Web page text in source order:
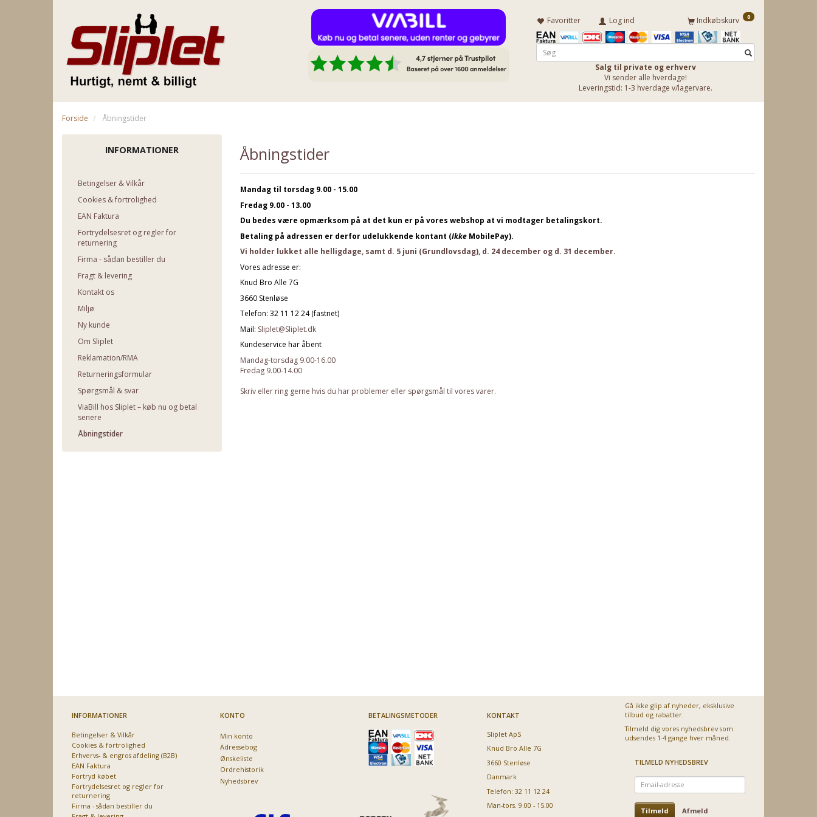
Indkøbskurv 0
Favoritter Log ind
Salg til private og erhverv
Vi sender alle hverdage!
Leveringstid: 1-3 hverdage v/lagervare.
Forside Åbningstider
INFORMATIONER
Betingelser & Vilkår
Cookies & fortrolighed
EAN Faktura
Fortrydelsesret og regler for
returnering
Firma - sådan bestiller du
Fragt & levering
Kontakt os
Miljø
Ny kunde
Om Sliplet
Reklamation/RMA
Returneringsformular
Spørgsmål & svar
ViaBill hos Sliplet – køb nu og betal
senere
Åbningstider
Åbningstider
Mandag til torsdag 9.00 - 15.00
Fredag 9.00 - 13.00
Du bedes være opmærksom på at det kun er på vores webshop at vi modtager betalingskort.
Betaling på adressen er derfor udelukkende kontant (IkkeMobilePay).
Vi holder lukket alle helligdage, samt d. 5 juni (Grundlovsdag), d. 24 december og d. 31 december.
Vores adresse er:
Knud Bro Alle 7G
3660 Stenløse
Telefon: 32 11 12 24 (fastnet)
Mail: Sliplet@Sliplet.dk
Kundeservice har åbent
Mandag-torsdag 9.00-16.00
Fredag 9.00-14.00
Skriv eller ring gerne hvis du har problemer eller spørgsmål til vores varer.
INFORMATIONER
Betingelser & Vilkår
Cookies & fortrolighed
Erhvervs- & engros afdeling (B2B)
EAN Faktura
Fortryd købet
Fortrydelsesret og regler for
returnering
Firma - sådan bestiller du
KONTO
Min konto
Adressebog
Ønskeliste
Ordrehistorik
Nyhedsbrev
BETALINGSMETODER KONTAKT
Sliplet ApS
Knud Bro Alle 7G
3660 Stenløse
Danmark
Telefon: 32 11 12 24
Man-tors. 9.00 - 15.00
Gå ikke glip af nyheder, eksklusive
tilbud og rabatter.
Tilmeld dig vores nyhedsbrev som
udsendes 1-4 gange hver måned.
TILMELD NYHEDSBREV
Email-
adresse
Tilmeld Afmeld